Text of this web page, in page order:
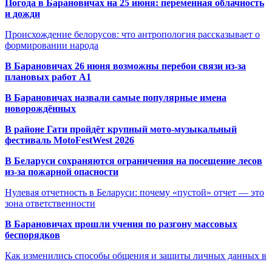
Погода в Барановичах на 25 июня: переменная облачность
и дожди
Происхождение белорусов: что антропология рассказывает о
формировании народа
В Барановичах 26 июня возможны перебои связи из-за
плановых работ A1
В Барановичах назвали самые популярные имена
новорождённых
В районе Гати пройдёт крупный мото-музыкальный
фестиваль MotoFestWest 2026
В Беларуси сохраняются ограничения на посещение лесов
из-за пожарной опасности
Нулевая отчетность в Беларуси: почему «пустой» отчет — это
зона ответственности
В Барановичах прошли учения по разгону массовых
беспорядков
Как изменились способы общения и защиты личных данных в